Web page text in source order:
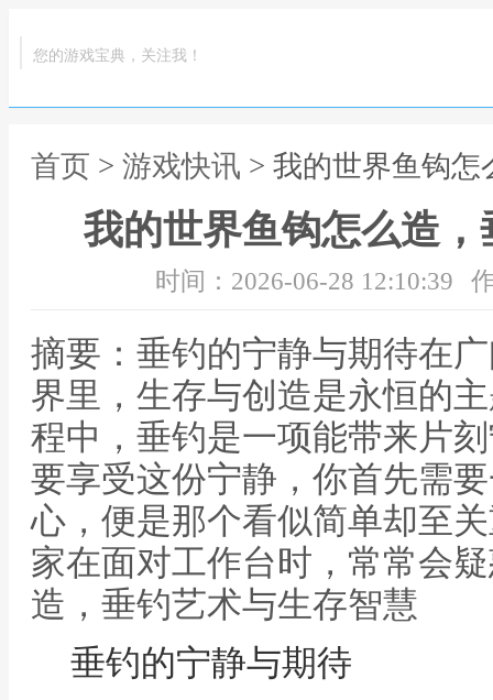
您的游戏宝典，关注我！
首页 > 游戏快讯 > 我的世界鱼钩
我的世界鱼钩怎么造
时间：2026-06-28 12:10:39
摘要：垂钓的宁静与期待在
界里，生存与创造是永恒的
程中，垂钓是一项能带来片
要享受这份宁静，你首先需
心，便是那个看似简单却至
家在面对工作台时，常常会
造，垂钓艺术与生存智慧
垂钓的宁静与期待